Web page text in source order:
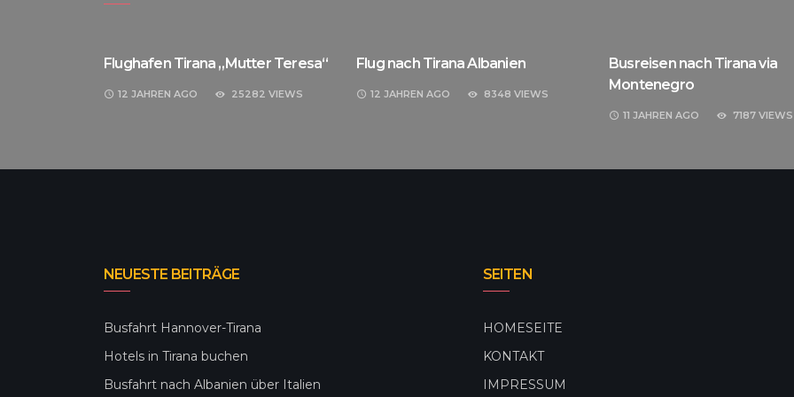
Flughafen Tirana „Mutter Teresa“
12 JAHREN AGO 25282 VIEWS
Flug nach Tirana Albanien
12 JAHREN AGO 8348 VIEWS
Busreisen nach Tirana via
Montenegro
11 JAHREN AGO 7187 VIEWS
NEUESTE BEITRÄGE
Busfahrt Hannover-Tirana
Hotels in Tirana buchen
Busfahrt nach Albanien über Italien
SEITEN
HOMESEITE
KONTAKT
IMPRESSUM